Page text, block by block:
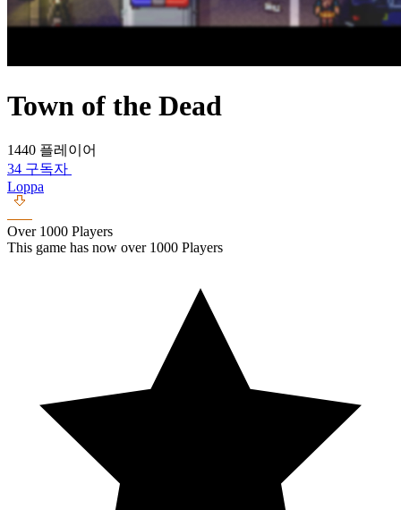
Town of the Dead
1440 플레이어
34 구독자
Loppa
Over 1000 Players
This game has now over 1000 Players